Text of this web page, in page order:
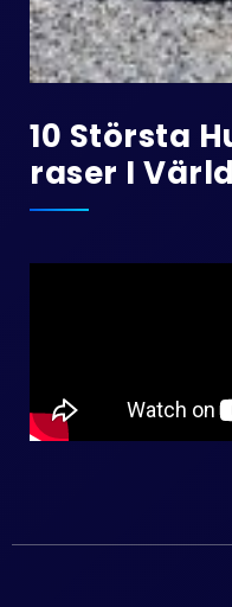
10 Största
Raser I